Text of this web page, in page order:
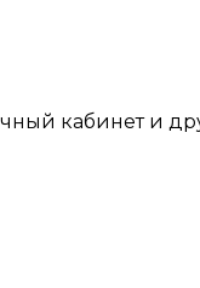
кабинет и